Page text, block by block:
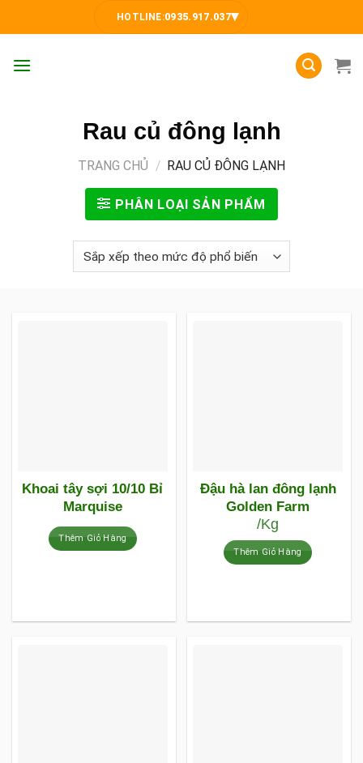
HOTLINE:0935.917.037▾
Rau củ đông lạnh
TRANG CHỦ / RAU CỦ ĐÔNG LẠNH
PHÂN LOẠI SẢN PHẨM
Khoai tây sợi 10/10 Bỉ
Marquise
Thêm Giỏ Hàng
Đậu hà lan đông lạnh
Golden Farm
/Kg
Thêm Giỏ Hàng